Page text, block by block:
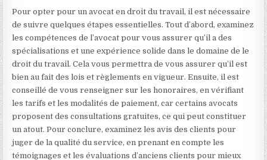
Pour opter pour un avocat en droit du travail, il est nécessaire
de suivre quelques étapes essentielles. Tout d’abord, examinez
les compétences de l’avocat pour vous assurer qu’il a des
spécialisations et une expérience solide dans le domaine de le
droit du travail. Cela vous permettra de vous assurer qu’il est
bien au fait des lois et règlements en vigueur. Ensuite, il est
conseillé de vous renseigner sur les honoraires, en vérifiant
les tarifs et les modalités de paiement, car certains avocats
proposent des consultations gratuites, ce qui peut constituer
un atout. Pour conclure, examinez les avis des clients pour
juger de la qualité du service, en prenant en compte les
témoignages et les évaluations d’anciens clients pour mieux